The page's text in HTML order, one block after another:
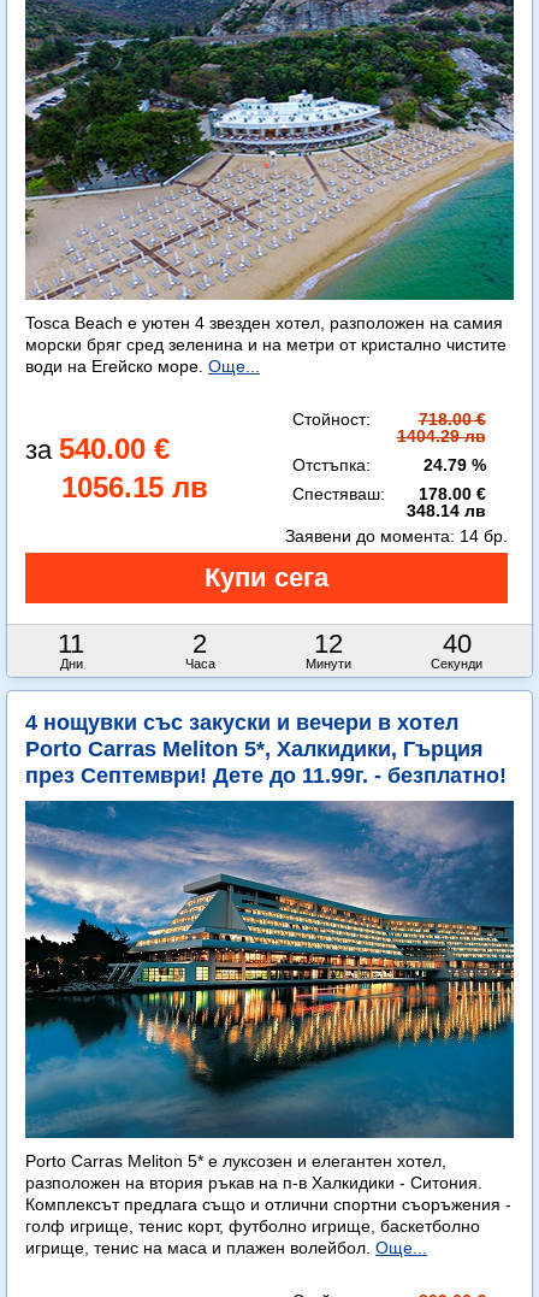
Tosca Beach е уютен 4 звезден хотел, разположен на самия
морски бряг сред зеленина и на метри от кристално чистите
води на Егейско море. Още...
540.00 €
1056.15 лв
Стойност:
718.00 €
1404.29 лв
Отстъпка:
24.79 %
Спестяваш:
178.00 €
348.14 лв
11
Дни
2
Часа
12
Минути
38
Секунди
Заявени до момента: 14 бр.
4 нощувки със закуски и вечери в хотел
Porto Carras Meliton 5*, Халкидики, Гърция
през Септември! Дете до 11.99г. - безплатно!
Porto Carras Meliton 5* е луксозен и елегантен хотел,
разположен на втория ръкав на п-в Халкидики - Ситония.
Комплексът предлага също и отлични спортни съоръжения -
голф игрище, тенис корт, футболно игрище, баскетболно
игрище, тенис на маса и плажен волейбол. Още...